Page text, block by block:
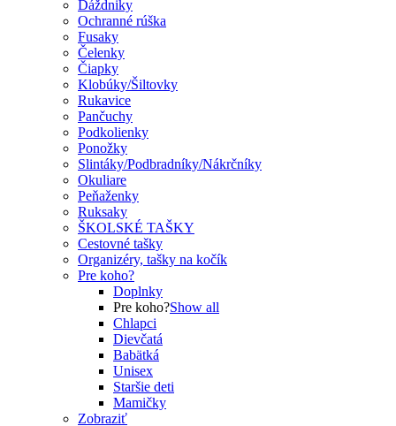
Dáždniky
Ochranné rúška
Fusaky
Čelenky
Čiapky
Klobúky/Šiltovky
Rukavice
Pančuchy
Podkolienky
Ponožky
Slintáky/Podbradníky/Nákrčníky
Okuliare
Peňaženky
Ruksaky
ŠKOLSKÉ TAŠKY
Cestovné tašky
Organizéry, tašky na kočík
Pre koho?
Doplnky
Pre koho?Show all
Chlapci
Dievčatá
Babätká
Unisex
Staršie deti
Mamičky
Zobraziť